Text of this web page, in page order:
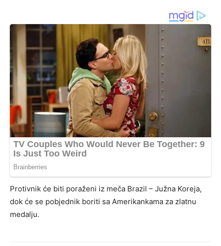
Protivnik će biti poraženi iz meča Brazil – Južna Koreja,
dok će se pobjednik boriti sa Amerikankama za zlatnu
medalju.